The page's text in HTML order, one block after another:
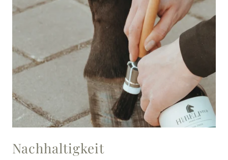
Nachhaltigkeit